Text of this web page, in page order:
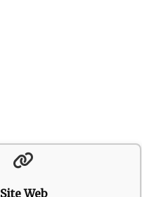
Site Web